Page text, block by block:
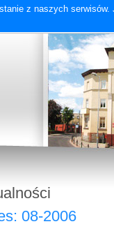
08-2006
z naszych